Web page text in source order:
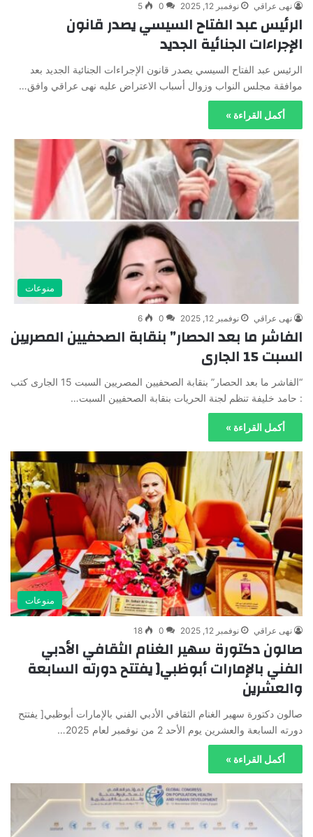
نهى عراقي نوفمبر 12, 2025 0
5
الرئيس عبد الفتاح السيسي يصدر قانون
الإجراءات الجنائية الجديد
الرئيس عبد الفتاح السيسي يصدر قانون الإجراءات الجنائية الجديد بعد
موافقة مجلس النواب وزوال أسباب الاعتراض عليه نهى عراقي وافق…
أكمل القراءة »
منوعات
نهى عراقي نوفمبر 12, 2025 0
6
الفاشر ما بعد الحصار” بنقابة الصحفيين المصريين
السبت 15 الجارى
“الفاشر ما بعد الحصار” بنقابة الصحفيين المصريين السبت 15 الجارى كتب
: حامد خليفة تنظم لجنة الحريات بنقابة الصحفيين السبت…
أكمل القراءة »
منوعات
نهى عراقي نوفمبر 12, 2025 0
18
صالون دكتورة سهير الغنام الثقافي الأدبي
الفني بالإمارات أبوظبي[ يفتتح دورته السابعة
والعشرين
صالون دكتورة سهير الغنام الثقافي الأدبي الفني بالإمارات أبوظبي[ يفتتح
دورته السابعة والعشرين يوم الأحد 2 من نوفمبر لعام 2025…
أكمل القراءة »